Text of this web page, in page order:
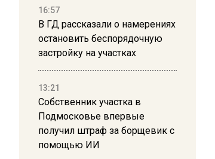
16:57
В ГД рассказали о намерениях
остановить беспорядочную
застройку на участках
13:21
Собственник участка в
Подмосковье впервые
получил штраф за борщевик с
помощью ИИ